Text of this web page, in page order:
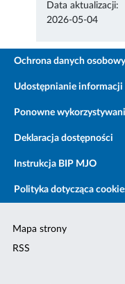
Data aktualizacji:
2026-05-04
Ochrona danych
Udostępnianie informacji
Ponowne
Deklaracja dostępności
Instrukcja BIP MJO
Polityka dotycząca
Mapa strony
RSS